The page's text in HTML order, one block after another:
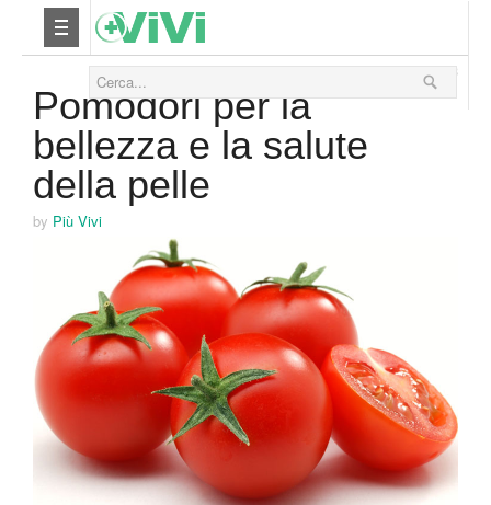
Yoga
Fitness
Relax
Viaggi & Vacanze
17 Maggio 2013
Pomodori per la
bellezza e la salute
della pelle
by Più Vivi